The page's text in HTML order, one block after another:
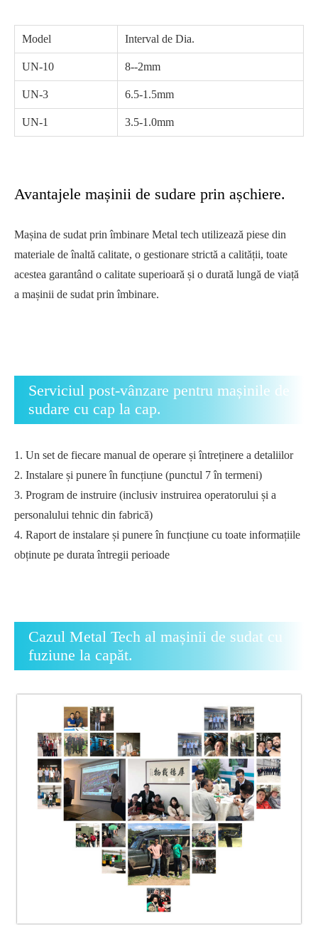
Model Interval de Dia.
UN-10 8--2mm
UN-3 6.5-1.5mm
UN-1 3.5-1.0mm
Avantajele mașinii de sudare prin așchiere.
Mașina de sudat prin îmbinare Metal tech utilizează piese din
materiale de înaltă calitate, o gestionare strictă a calității, toate
acestea garantând o calitate superioară și o durată lungă de viață
a mașinii de sudat prin îmbinare.
Serviciul post-vânzare pentru mașinile de
sudare cu cap la cap.
1. Un set de fiecare manual de operare și întreținere a detaliilor
2. Instalare și punere în funcțiune (punctul 7 în termeni)
3. Program de instruire (inclusiv instruirea operatorului și a
personalului tehnic din fabrică)
4. Raport de instalare și punere în funcțiune cu toate informațiile
obținute pe durata întregii perioade
Cazul Metal Tech al mașinii de sudat cu
fuziune la capăt.